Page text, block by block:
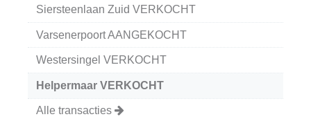
Siersteenlaan Zuid VERKOCHT
Varsenerpoort AANGEKOCHT
Westersingel VERKOCHT
Helpermaar VERKOCHT
Alle transacties